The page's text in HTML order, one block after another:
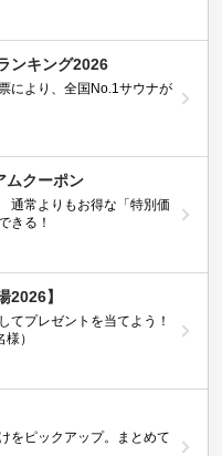
ンキング2026
により、全国No.1サウナが
ムクーポン
通常よりもお得な「特別価
きる！
2026】
てプレゼントを当てよう！
）
をピックアップ。まとめて